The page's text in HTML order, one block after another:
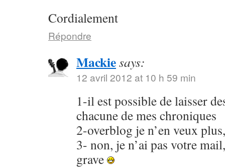
Cordialement
Répondre
Mackiesays:
12 avril 2012 at 10 h 59 min
1-il est possible de laisser
chacune de mes chroniques
2-overblog je n’en veux
3- non, je n’ai pas votre
grave